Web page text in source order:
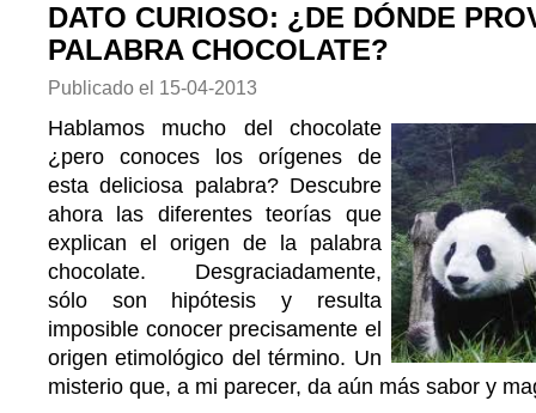
DATO CURIOSO: ¿DE DÓNDE
PALABRA CHOCOLATE?
Publicado el 15-04-2013
Hablamos mucho del chocolate
¿pero conoces los orígenes de
esta deliciosa palabra? Descubre
ahora las diferentes teorías que
explican el origen de la palabra
chocolate. Desgraciadamente,
sólo son hipótesis y resulta
imposible conocer precisamente el
origen etimológico del término. Un
misterio que, a mi parecer, da aún más sabor y